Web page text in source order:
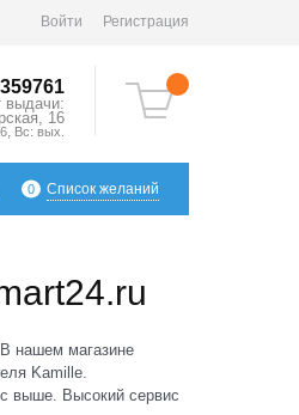
Войти Регистрация
выдачи:
16
Вс: вых.
0 Список желаний
нашем магазине
Kamille.
выше. Высокий сервис